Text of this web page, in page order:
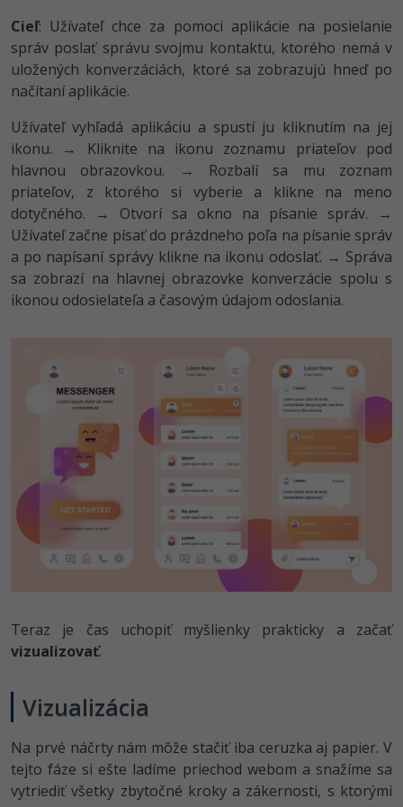
Cieľ: Užívateľ chce za pomoci aplikácie na posielanie
správ poslať správu svojmu kontaktu, ktorého nemá v
uložených konverzáciách, ktoré sa zobrazujú hneď po
načítaní aplikácie.
Užívateľ vyhľadá aplikáciu a spustí ju kliknutím na jej
ikonu. → Kliknite na ikonu zoznamu priateľov pod
hlavnou obrazovkou. → Rozbalí sa mu zoznam
priateľov, z ktorého si vyberie a klikne na meno
dotyčného. → Otvorí sa okno na písanie správ. →
Užívateľ začne písať do prázdneho poľa na písanie správ
a po napísaní správy klikne na ikonu odoslať. → Správa
sa zobrazí na hlavnej obrazovke konverzácie spolu s
ikonou odosielateľa a časovým údajom odoslania.
Teraz je čas uchopiť myšlienky prakticky a začať
vizualizovať.
Vizualizácia
Na prvé náčrty nám môže stačiť iba ceruzka aj papier. V
tejto fáze si ešte ladíme priechod webom a snažíme sa
vytriediť všetky zbytočné kroky a zákernosti, s ktorými